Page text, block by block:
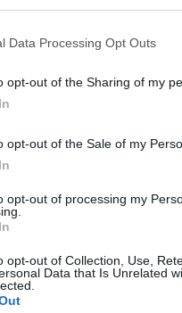
Data Processing Opt Outs
opt-out of the Sharing of my
opt-out of the Sale of my
opt-out of processing my
opt-out of Collection, Use,
Data that Is Unrelated
nella sezione
Olbia Matherland
di GalluraOggi.it